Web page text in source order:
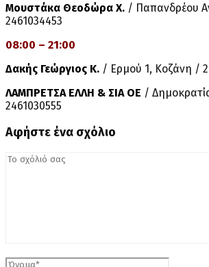
Μουστάκα Θεοδώρα Χ. / Παπανδρέου
2461034453
08:00 – 21:00
Δακής Γεώργιος Κ. / Ερμού 1, Κοζάνη /
ΛΑΜΠΡΕΤΣΑ ΕΛΛΗ & ΣΙΑ ΟΕ /
2461030555
Αφήστε ένα σχόλιο